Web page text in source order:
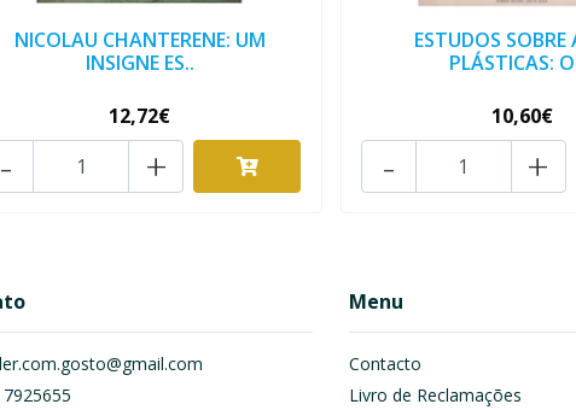
NICOLAU CHANTERENE: UM
INSIGNE ES..
12,72€
+
-
ESTUDOS SOBRE
PLÁSTICAS:
10,60€
+
-
Menu
Contacto
Livro de Reclamações